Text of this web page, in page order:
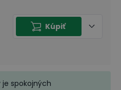
Kúpiť
je spokojných